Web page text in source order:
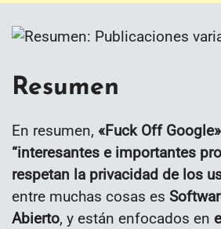
Resumen
En resumen, «Fuck Off
“interesantes e importantes
respetan la privacidad de los
entre muchas cosas es
Abierto, y están enfocados en